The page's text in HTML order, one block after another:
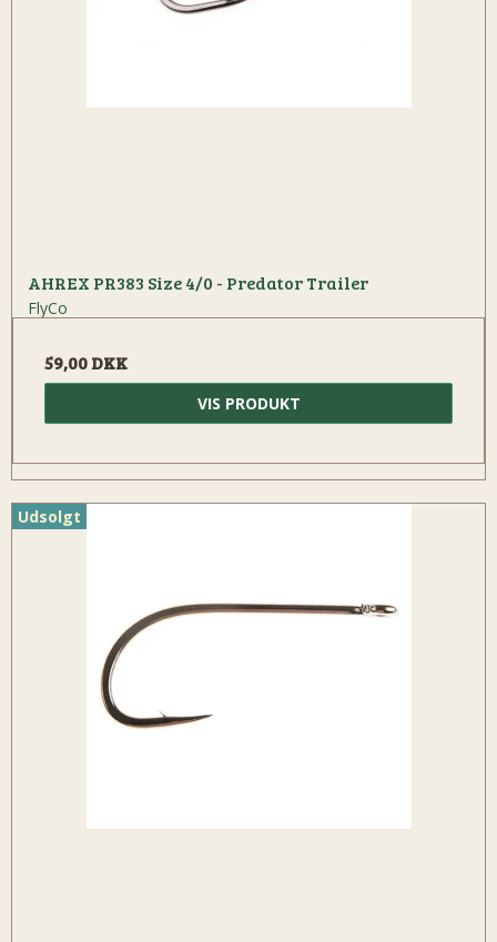
AHREX PR383 Size 4/0 - Predator Trailer
FlyCo
59,00 DKK
VIS PRODUKT
Udsolgt